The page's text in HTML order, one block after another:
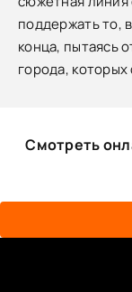
поддержать то,
конца, пытаясь
города, которых
Смотреть